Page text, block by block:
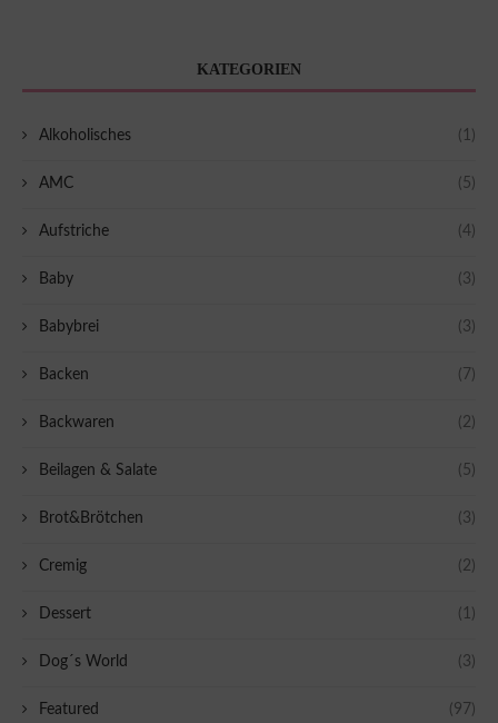
KATEGORIEN
Alkoholisches (1)
AMC (5)
Aufstriche (4)
Baby (3)
Babybrei (3)
Backen (7)
Backwaren (2)
Beilagen & Salate (5)
Brot&Brötchen (3)
Cremig (2)
Dessert (1)
Dog´s World (3)
Featured (97)